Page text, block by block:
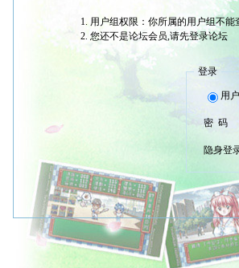
用户组权限：你所属的用户组不能
您还不是论坛会员,请先登录论坛
登录
用
密 码
隐身登